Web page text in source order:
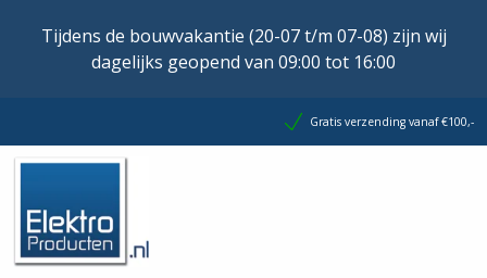
Tijdens de bouwvakantie (20-07 t/m 07-08) zijn wij
dagelijks geopend van 09:00 tot 16:00
Gratis verzending vanaf €100,-